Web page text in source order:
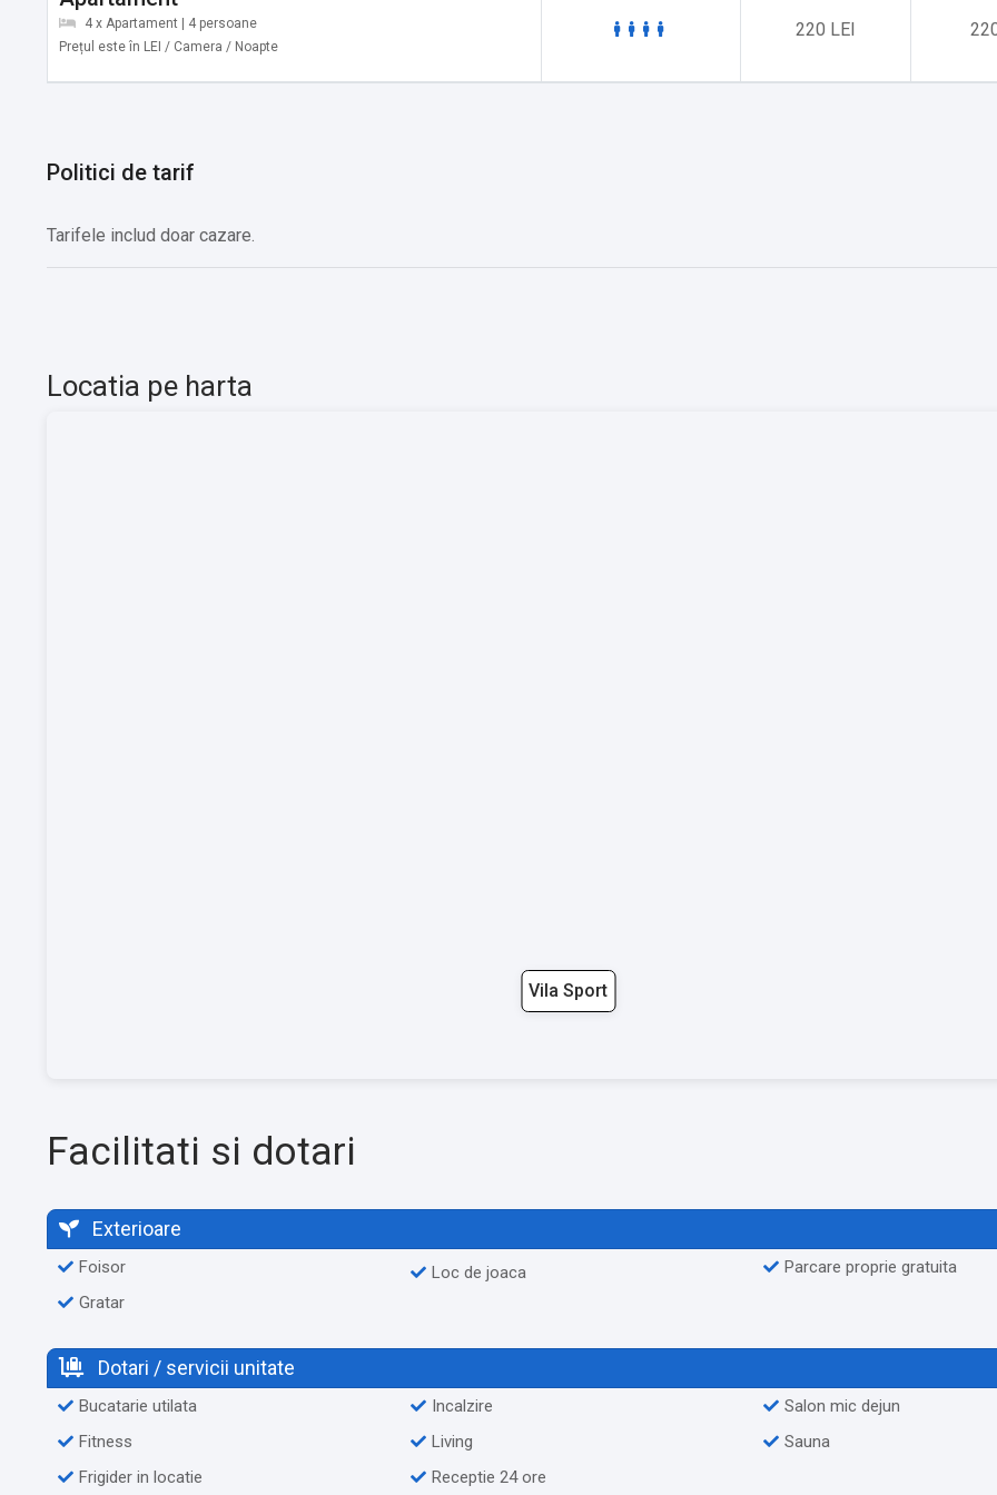
Teren de sport, Sala Fitness, Parcare
Alte servicii oferite contra cost:
4 x Apartament | 4 persoane
Prețul este în LEI / Camera / Noapte
220 LEI
Politici de tarif
Tarifele includ doar cazare.
Locatia pe harta
Vila Sport
Facilitati si dotari
Exterioare
Foisor
Gratar
Loc de joaca Parcare proprie gratuita
Dotari / servicii unitate
Bucatarie utilata
Fitness
Frigider in locatie
Incalzire
Living
Receptie 24 ore
Salon mic dejun
Sauna